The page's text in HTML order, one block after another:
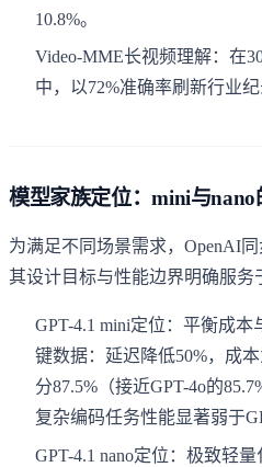
10.8%。
Video-MME长视频理解：在
中，以72%准确率刷新行业纪
模型家族定位：mini与nano
为满足不同场景需求，OpenAI
其设计目标与性能边界明确服务
GPT-4.1 mini定位：平衡成
键数据：延迟降低50%，成
分87.5%（接近GPT-4o的
复杂编码任务性能显著弱于
GPT-4.1 nano定位：极致轻